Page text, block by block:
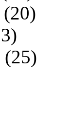
(20)
(25)